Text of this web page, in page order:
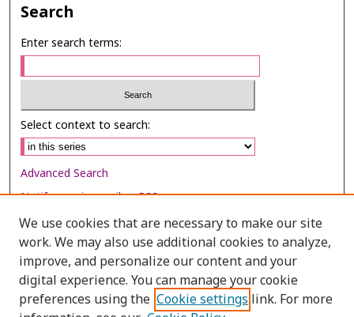
Search
Enter search terms:
Select context to search:
Advanced Search
Notify me via email orRSS
Browse
Collections
Disciplines
Authors
We use cookies that are necessary to make our site
work. We may also use additional cookies to analyze,
improve, and personalize our content and your
digital experience. You can manage your cookie
preferences using the Cookie settings link. For more